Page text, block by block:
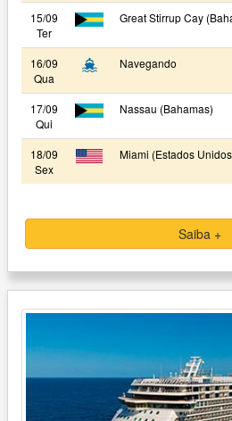
15/09
Ter
Great Stirrup Cay
16/09
Qua
Navegando
17/09
Qui
Nassau (Bahamas)
18/09
Sex
Miami (Estados
Saiba +